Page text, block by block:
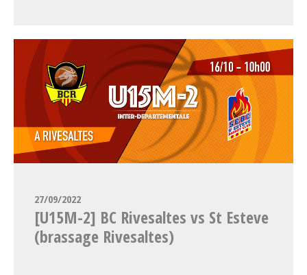
27/09/2022
[U15M-2] BC Rivesaltes vs St Esteve
(brassage Rivesaltes)